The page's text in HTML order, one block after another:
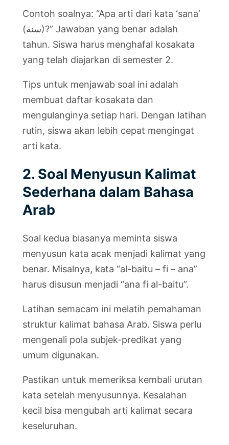
Contoh soalnya: “Apa arti dari kata ‘sana’
(سنة)?” Jawaban yang benar adalah
tahun. Siswa harus menghafal kosakata
yang telah diajarkan di semester 2.
Tips untuk menjawab soal ini adalah
membuat daftar kosakata dan
mengulanginya setiap hari. Dengan latihan
rutin, siswa akan lebih cepat mengingat
arti kata.
2. Soal Menyusun Kalimat
Sederhana dalam Bahasa
Arab
Soal kedua biasanya meminta siswa
menyusun kata acak menjadi kalimat yang
benar. Misalnya, kata “al-baitu – fi – ana”
harus disusun menjadi “ana fi al-baitu”.
Latihan semacam ini melatih pemahaman
struktur kalimat bahasa Arab. Siswa perlu
mengenali pola subjek-predikat yang
umum digunakan.
Pastikan untuk memeriksa kembali urutan
kata setelah menyusunnya. Kesalahan
kecil bisa mengubah arti kalimat secara
keseluruhan.